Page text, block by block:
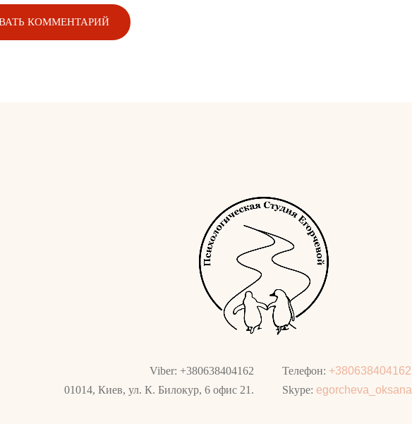
Телефон: +380638404162
Skype: egorcheva_oksana
Viber: +380638404162
01014, Киев, ул. К. Билокур, 6 офис 21.